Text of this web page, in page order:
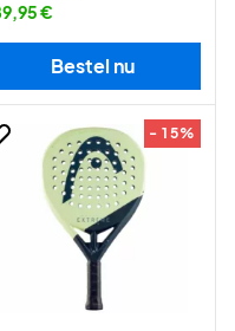
€
Bestel nu
- 15%